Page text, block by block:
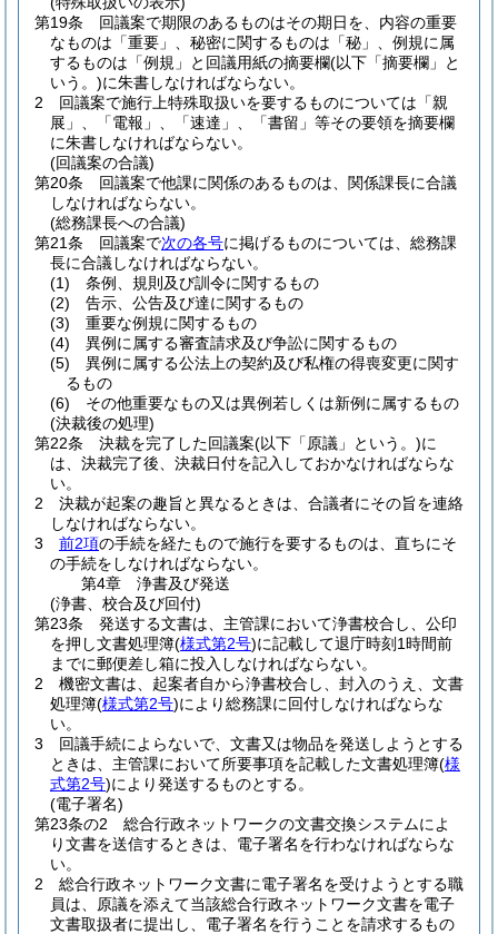
第19条
回議案で期限のあるものはその期日を、内容の重要
なものは「重要」、秘密に関するものは「秘」、例規に属
するものは「例規」と回議用紙の摘要欄(以下「摘要欄」と
いう。)に朱書しなければならない。
2
回議案で施行上特殊取扱いを要するものについては「親
展」、「電報」、「速達」、「書留」等その要領を摘要欄
に朱書しなければならない。
(回議案の合議)
第20条
回議案で他課に関係のあるものは、関係課長に合議
しなければならない。
(総務課長への合議)
第21条
回議案で次の各号に掲げるものについては、総務課
長に合議しなければならない。
(1)
条例、規則及び訓令に関するもの
(2)
告示、公告及び達に関するもの
(3)
重要な例規に関するもの
(4)
異例に属する審査請求及び争訟に関するもの
(5)
異例に属する公法上の契約及び私権の得喪変更に関す
るもの
(6)
その他重要なもの又は異例若しくは新例に属するもの
(決裁後の処理)
第22条
決裁を完了した回議案(以下「原議」という。)に
は、決裁完了後、決裁日付を記入しておかなければならな
い。
2
決裁が起案の趣旨と異なるときは、合議者にその旨を連絡
しなければならない。
3
前2項の手続を経たもので施行を要するものは、直ちにそ
の手続をしなければならない。
第4章
浄書及び発送
(浄書、校合及び回付)
第23条
発送する文書は、主管課において浄書校合し、公印
を押し文書処理簿(様式第2号)に記載して退庁時刻1時間前
までに郵便差し箱に投入しなければならない。
2
機密文書は、起案者自から浄書校合し、封入のうえ、文書
処理簿(様式第2号)により総務課に回付しなければならな
い。
3
回議手続によらないで、文書又は物品を発送しようとする
ときは、主管課において所要事項を記載した文書処理簿(様
式第2号)により発送するものとする。
(電子署名)
第23条の2
総合行政ネットワークの文書交換システムによ
り文書を送信するときは、電子署名を行わなければならな
い。
2
総合行政ネットワーク文書に電子署名を受けようとする職
員は、原議を添えて当該総合行政ネットワーク文書を電子
文書取扱者に提出し、電子署名を行うことを請求するもの